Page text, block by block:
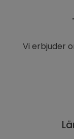
Vi erbjuder